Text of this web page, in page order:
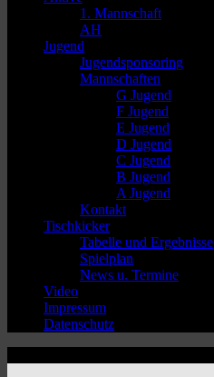
1. Mannschaft
AH
Jugend
Jugendsponsoring
Mannschaften
G Jugend
F Jugend
E Jugend
D Jugend
C Jugend
B Jugend
A Jugend
Kontakt
Tischkicker
Tabelle und Ergebnisse
Spielplan
News u. Termine
Video
Impressum
Datenschutz